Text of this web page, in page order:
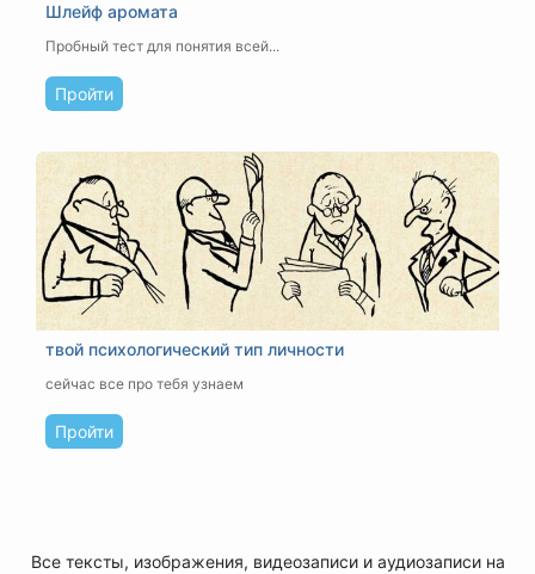
Шлейф аромата
Пробный тест для понятия всей...
Пройти
твой психологический тип личности
сейчас все про тебя узнаем
Пройти
Все тексты, изображения, видеозаписи и аудиозаписи на